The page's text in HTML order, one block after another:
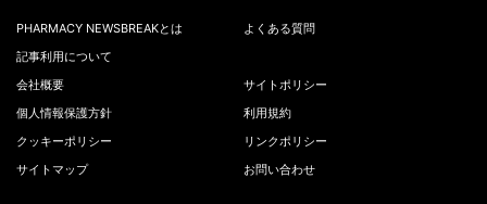
PHARMACY NEWSBREAKとは
よくある質問
記事利用について
会社概要
サイトポリシー
個人情報保護方針
利用規約
クッキーポリシー
リンクポリシー
サイトマップ
お問い合わせ